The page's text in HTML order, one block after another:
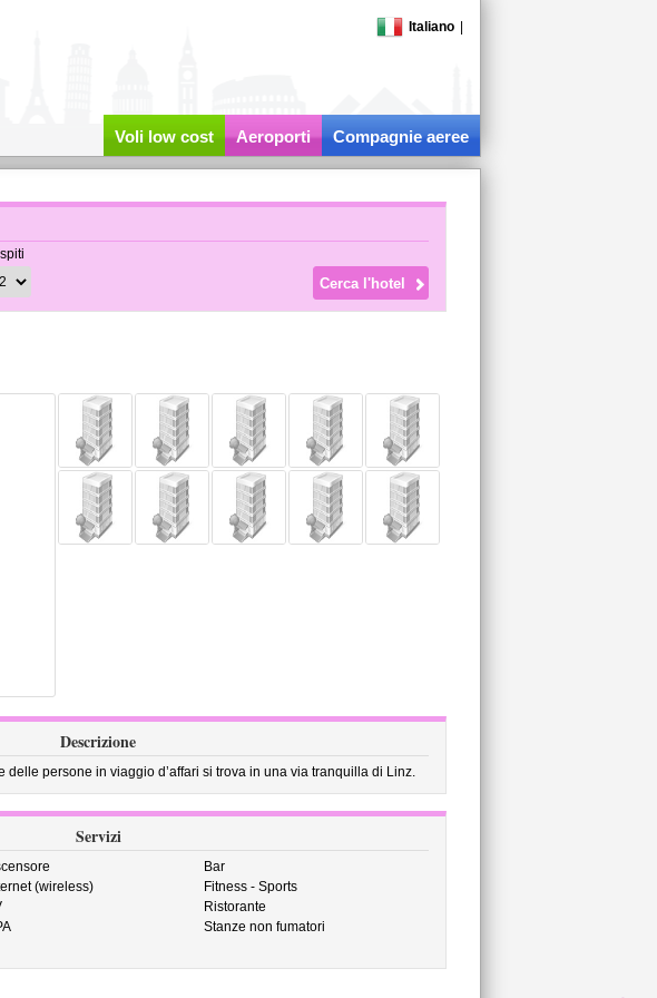
Italiano
Voli low cost Aeroporti Compagnie aeree
Descrizione
delle persone in viaggio d’affari si trova in una via tranquilla di Linz.
Servizi
Bar
(wireless)
Fitness - Sports
Ristorante
Stanze non fumatori